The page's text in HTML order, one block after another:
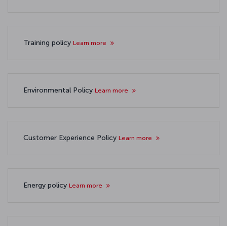
Training policy Learn more
Environmental Policy Learn more
Customer Experience Policy Learn more
Energy policy Learn more